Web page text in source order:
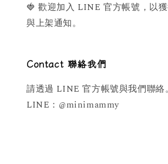
🍓 歡迎加入 LINE 官方帳號，以
與上架通知。
Contact 聯絡我們
請透過 LINE 官方帳號與我們聯絡。
LINE：@minimammy